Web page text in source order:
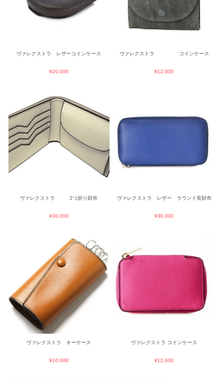
ヴァレクストラ レザーコインケース
¥20,000
ヴァレクストラ コインケース
¥12,000
ヴァレクストラ 2つ折り財布
¥30,000
ヴァレクストラ レザー ラウンド長財布
¥30,000
ヴァレクストラ キーケース
¥10,000
ヴァレクストラ コインケース
¥12,000